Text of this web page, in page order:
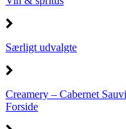
Særligt udvalgte
Creamery – Cabernet
Forside